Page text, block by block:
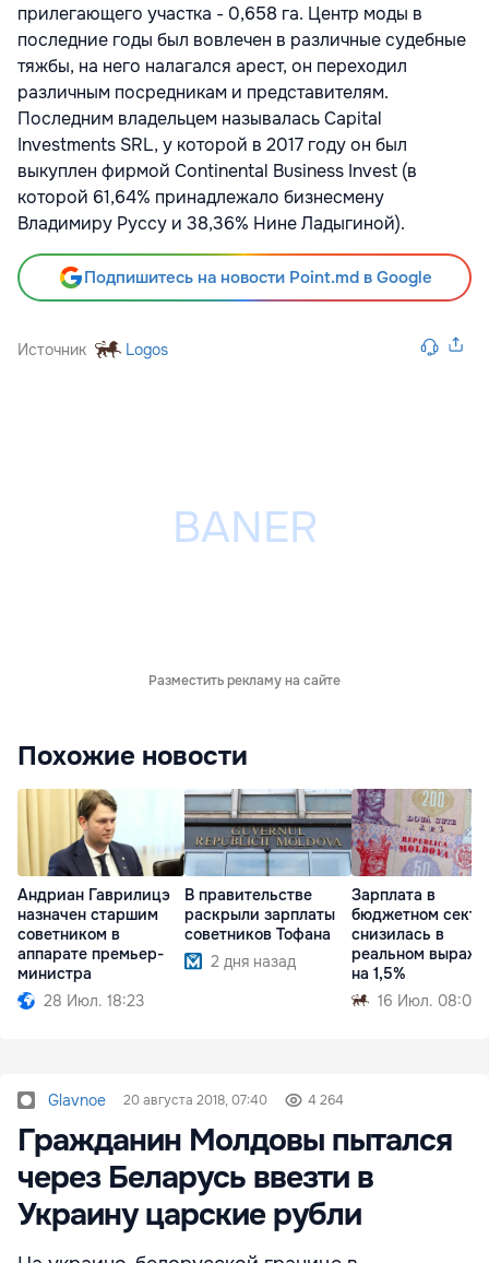
прилегающего участка - 0,658 га. Центр моды в
последние годы был вовлечен в различные судебные
тяжбы, на него налагался арест, он переходил
различным посредникам и представителям.
Последним владельцем называлась Capital
Investments SRL, у которой в 2017 году он был
выкуплен фирмой Continental Business Invest (в
которой 61,64% принадлежало бизнесмену
Владимиру Руссу и 38,36% Нине Ладыгиной).
Подпишитесь на новости Point.md в Google
Источник Logos
Разместить рекламу на сайте
Похожие новости
Андриан Гаврилицэ
назначен старшим
советником в
аппарате премьер-
министра
28 Июл. 18:23
В правительстве
раскрыли зарплаты
советников Тофана
2 дня назад
Зарплата в
бюджетном
снизилась в
реальном
на 1,5%
16 Июл. 08:02
Glavnoe 20 августа 2018, 07:40 4 264
Гражданин Молдовы пытался
через Беларусь ввезти в
Украину царские рубли